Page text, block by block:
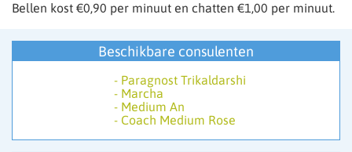
Bellen kost €0,90 per minuut en chatten €1,00 per minuut.
Beschikbare consulenten
- Paragnost Trikaldarshi
- Marcha
- Medium An
- Coach Medium Rose